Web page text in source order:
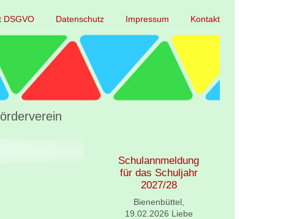
DSGVO Datenschutz Impressum Kontakt
Schulannmeldung
für das Schuljahr
2027/28
Bienenbüttel,
19.02.2026 Liebe